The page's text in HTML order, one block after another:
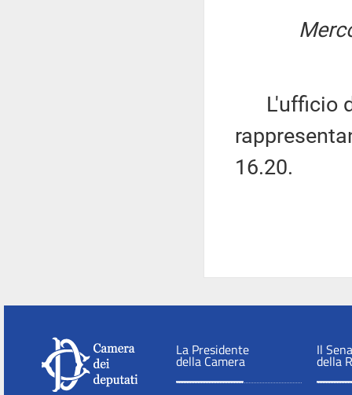
L'ufficio
16.20.
La Presidente
della Camera
Il
della